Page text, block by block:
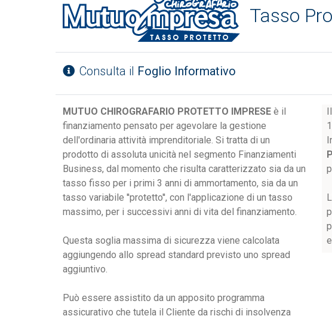
Tasso
Consulta il Foglio Informativo
MUTUO CHIROGRAFARIO PROTETTO IMPRESE è il
finanziamento pensato per agevolare la gestione
dell'ordinaria attività imprenditoriale. Si tratta di un
prodotto di assoluta unicità nel segmento Finanziamenti
Business, dal momento che risulta caratterizzato sia da un
tasso fisso per i primi 3 anni di ammortamento, sia da un
tasso variabile ''protetto'', con l'applicazione di un tasso
massimo, per i successivi anni di vita del finanziamento.
Questa soglia massima di sicurezza viene calcolata
aggiungendo allo spread standard previsto uno spread
aggiuntivo.
Può essere assistito da un apposito programma
assicurativo che tutela il Cliente da rischi di insolvenza